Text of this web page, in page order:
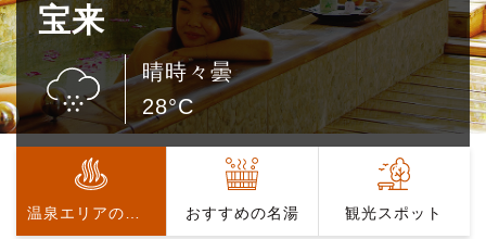
宝来
晴時々曇
28°C
おすすめの名湯 観光スポット